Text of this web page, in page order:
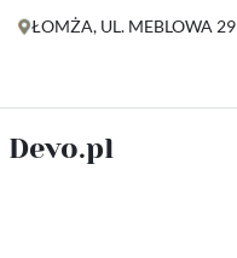
ŁOMŻA, UL. MEBLOWA 29
Devo.pl